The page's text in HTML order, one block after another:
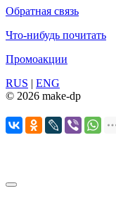
Обратная связь
Что-нибудь почитать
Промоакции
RUS | ENG
© 2026 make-dp